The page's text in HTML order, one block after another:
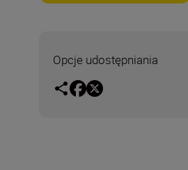
Opcje udostępniania